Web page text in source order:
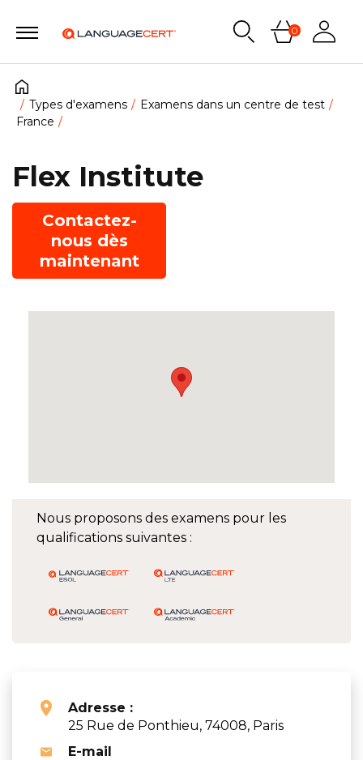
0
Types d'examens
Examens dans un centre de test
France
Nous proposons des examens pour les
qualifications suivantes :
Adresse :
25 Rue de Ponthieu, 74008, Paris
E-mail
Flex Institute
Contactez-
nous dès
maintenant